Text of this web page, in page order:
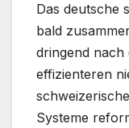
Das deutsche
bald
dringend nach
effizienteren
Systeme